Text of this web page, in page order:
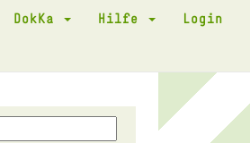
DokKa Hilfe Login